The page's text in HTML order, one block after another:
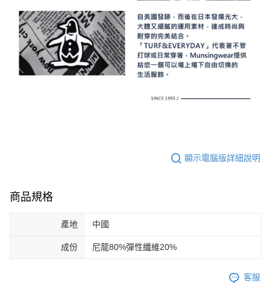
顯示電腦版詳細說明
商品規格
產地 中國
成份 尼龍80%彈性纖維20%
客服